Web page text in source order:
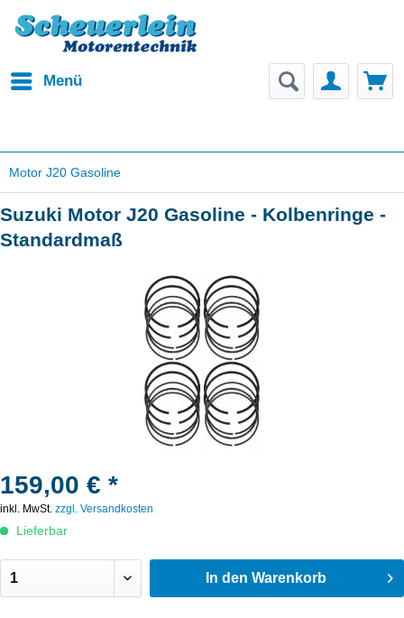
Menü
Motor J20 Gasoline
Suzuki Motor J20 Gasoline - Kolbenringe -
Standardmaß
159,00 € *
inkl. MwSt. zzgl. Versandkosten
Lieferbar
In den Warenkorb